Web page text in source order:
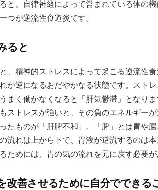
と、自律神経によって営まれている体の
つが逆流性食道炎です。
ると
、精神的ストレスによって起こる逆流性
が逆になるおだやかなる状態です。スト
まく働かなくなると「肝気鬱滞」となりま
ストレスが強いと、その負のエネルギー
たものが「肝脾不和」。「脾」とは胃や
流れは上から下で、胃液が逆流するのは
ためには、胃の気の流れを元に戻す必要が
改善させるために自分でできる